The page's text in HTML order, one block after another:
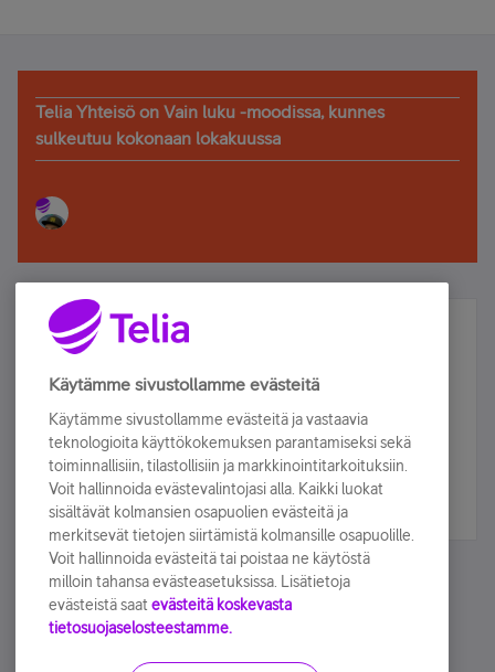
Telia Yhteisö on Vain luku -moodissa, kunnes
sulkeutuu kokonaan lokakuussa
Älä jää paitsi – osallistu ja voita!
Tilaa Telian uutiskirje ja olet mukana arvonnassa.
sähköpostiisi.
Tilaa nyt
Käytämme sivustollamme evästeitä
Käytämme sivustollamme evästeitä ja vastaavia
teknologioita käyttökokemuksen parantamiseksi sekä
toiminnallisiin, tilastollisiin ja markkinointitarkoituksiin.
Voit hallinnoida evästevalintojasi alla. Kaikki luokat
sisältävät kolmansien osapuolien evästeitä ja
merkitsevät tietojen siirtämistä kolmansille osapuolille.
Voit hallinnoida evästeitä tai poistaa ne käytöstä
milloin tahansa evästeasetuksissa. Lisätietoja
evästeistä saat evästeitä koskevasta
tietosuojaselosteestamme.